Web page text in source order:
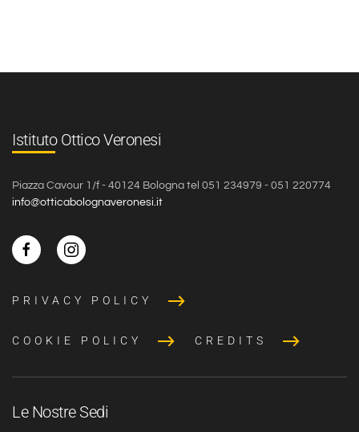
Istituto Ottico Veronesi
Piazza Cavour 1/f - 40124 Bologna tel 051 234979 - 051 220774
info@otticabolognaveronesi.it
PRIVACY POLICY
COOKIE POLICY CREDITS
Le Nostre Sedi